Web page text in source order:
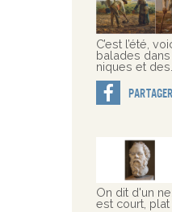
C’est l’été,
balades
niques et
Partager
On dit d'un
est court,